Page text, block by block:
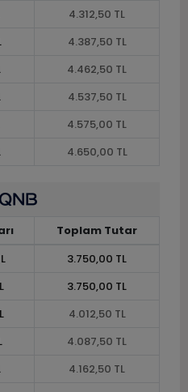
4.312,50 TL
4.387,50 TL
4.462,50 TL
4.537,50 TL
4.575,00 TL
4.650,00 TL
Toplam Tutar
3.750,00 TL
3.750,00 TL
4.012,50 TL
4.087,50 TL
4.162,50 TL